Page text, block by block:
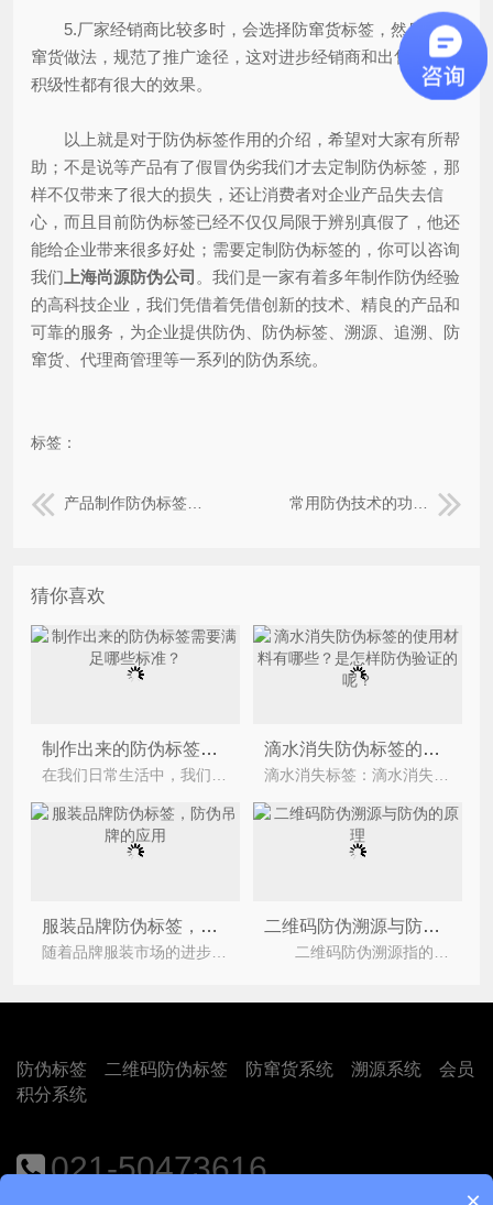
5.厂家经销商比较多时，会选择防窜货标签，然后遏止
窜货做法，规范了推广途径，这对进步经销商和出售人员的
积级性都有很大的效果。
以上就是对于防伪标签作用的介绍，希望对大家有所帮
助；不是说等产品有了假冒伪劣我们才去定制防伪标签，那
样不仅带来了很大的损失，还让消费者对企业产品失去信
心，而且目前防伪标签已经不仅仅局限于辨别真假了，他还
能给企业带来很多好处；需要定制防伪标签的，你可以咨询
我们 上海尚源防伪公司 。我们是一家有着多年制作防伪经验
的高科技企业，我们凭借着凭借创新的技术、精良的产品和
可靠的服务，为企业提供防伪、防伪标签、溯源、追溯、防
窜货、代理商管理等一系列的防伪系统。
标签：
产品制作防伪标签重要吗？ 常用防伪技术的功能应用
猜你喜欢
制作出来的防伪标签需要满足哪些标准？ 滴水消失防伪标签的使用材料有哪些？是怎样防伪验证的呢？
服装品牌防伪标签，防伪吊牌的应用 二维码防伪溯源与防伪的原理
防伪标签 二维码防伪标签 防窜货系统 溯源系统
会员
积分系统
021-50473616